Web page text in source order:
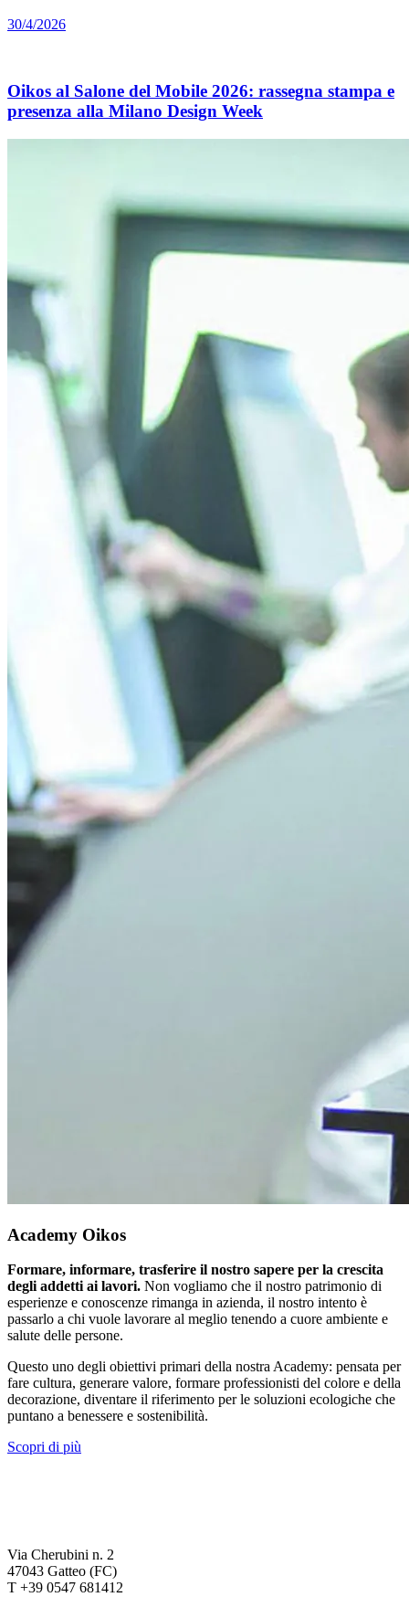
30/4/2026
Oikos al Salone del Mobile 2026: rassegna stampa e
presenza alla Milano Design Week
Academy Oikos
Formare, informare, trasferire il nostro sapere per la crescita
degli addetti ai lavori. Non vogliamo che il nostro patrimonio di
esperienze e conoscenze rimanga in azienda, il nostro intento è
passarlo a chi vuole lavorare al meglio tenendo a cuore ambiente e
salute delle persone.
Questo uno degli obiettivi primari della nostra Academy: pensata per
fare cultura, generare valore, formare professionisti del colore e della
decorazione, diventare il riferimento per le soluzioni ecologiche che
puntano a benessere e sostenibilità.
Scopri di più
Via Cherubini n. 2
47043 Gatteo (FC)
T +39 0547 681412